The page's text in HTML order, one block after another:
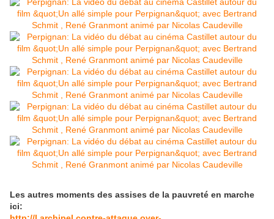
Les autres moments des assises de la pauvreté en marche
ici: